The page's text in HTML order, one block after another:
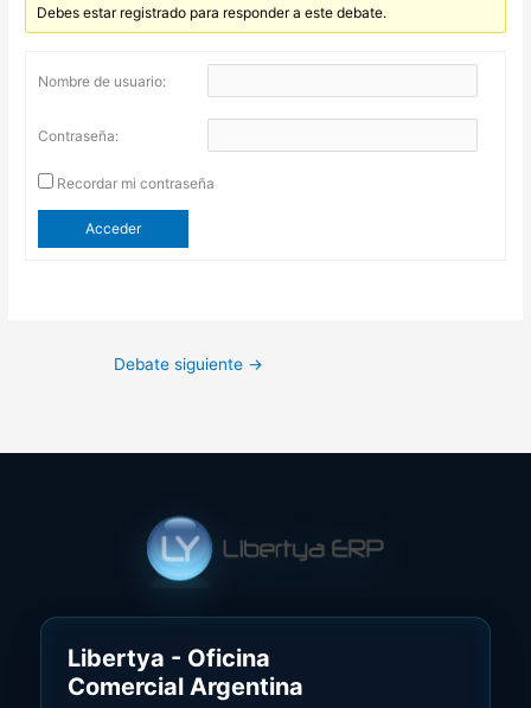
Debes estar registrado para responder a este debate.
Nombre de usuario:
Contraseña:
Recordar mi contraseña
Acceder
Debate siguiente →
Libertya - Oficina
Comercial Argentina